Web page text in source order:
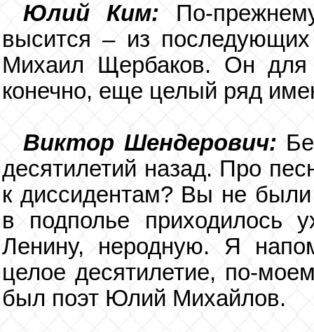
Юлий Ким: По-
высится – из
Михаил Щербаков. Он для
конечно, еще целый ряд
Виктор Шендерович:
десятилетий назад. Про
к диссидентам? Вы не
в подполье приходилось
Ленину, неродную. Я
целое десятилетие, по-
был поэт Юлий Михайлов.